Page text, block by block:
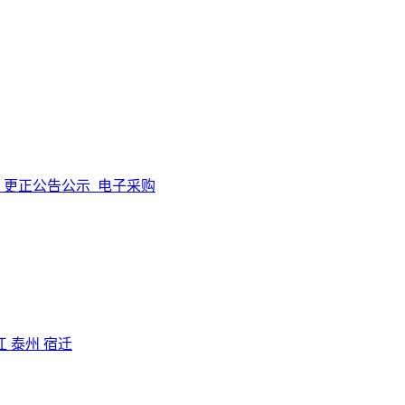
更正公告公示 电子采购
泰州 宿迁